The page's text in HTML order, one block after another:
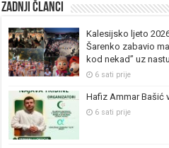
Zadnji članci
Kalesijsko ljeto
Šarenko zabavio
kod nekad” uz
6 sati prije
Hafiz Ammar Bašić
6 sati prije